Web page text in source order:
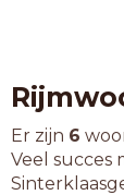
Er zijn 6
Veel succes